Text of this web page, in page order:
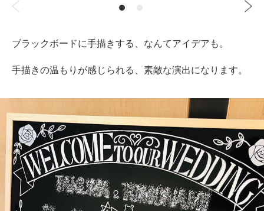
ブラックボードに手描きする、なんてアイデアも。
手描きの温もりが感じられる、素敵な演出になります。